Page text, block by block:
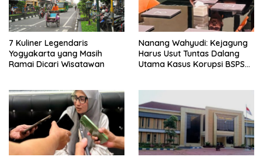
7 Kuliner Legendaris
Yogyakarta yang Masih
Ramai Dicari Wisatawan
Nanang Wahyudi: Kejagung
Harus Usut Tuntas Dalang
Utama Kasus Korupsi BSPS